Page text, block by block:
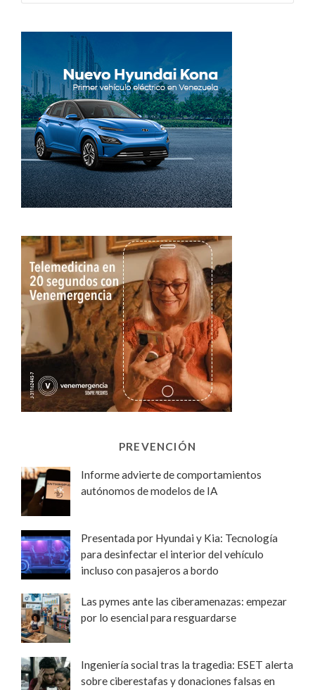
PREVENCIÓN
Informe advierte de comportamientos
autónomos de modelos de IA
Presentada por Hyundai y Kia: Tecnología
para desinfectar el interior del vehículo
incluso con pasajeros a bordo
Las pymes ante las ciberamenazas: empezar
por lo esencial para resguardarse
Ingeniería social tras la tragedia: ESET alerta
sobre ciberestafas y donaciones falsas en